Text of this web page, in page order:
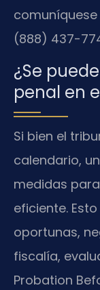
comuníquese
(888) 437-
¿Se
penal en
Si bien el
calendario,
medidas
eficiente.
oportunas,
fiscalía,
Probation